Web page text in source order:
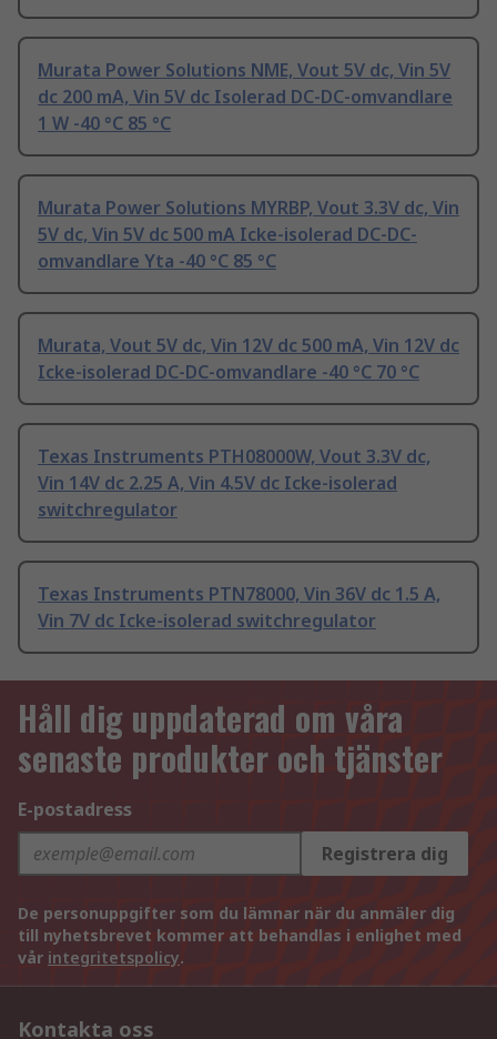
Murata Power Solutions NME, Vout 5V dc, Vin 5V
dc 200 mA, Vin 5V dc Isolerad DC-DC-omvandlare
1 W -40 °C 85 °C
Murata Power Solutions MYRBP, Vout 3.3V dc, Vin
5V dc, Vin 5V dc 500 mA Icke-isolerad DC-DC-
omvandlare Yta -40 °C 85 °C
Murata, Vout 5V dc, Vin 12V dc 500 mA, Vin 12V dc
Icke-isolerad DC-DC-omvandlare -40 °C 70 °C
Texas Instruments PTH08000W, Vout 3.3V dc,
Vin 14V dc 2.25 A, Vin 4.5V dc Icke-isolerad
switchregulator
Texas Instruments PTN78000, Vin 36V dc 1.5 A,
Vin 7V dc Icke-isolerad switchregulator
Håll dig uppdaterad om våra
senaste produkter och tjänster
E-postadress
Registrera dig
De personuppgifter som du lämnar när du anmäler dig
till nyhetsbrevet kommer att behandlas i enlighet med
vår integritetspolicy.
Kontakta oss